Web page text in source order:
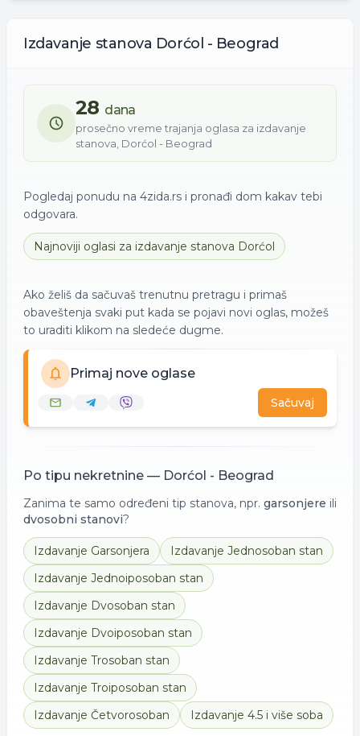
Izdavanje stanova Dorćol - Beograd
28 dana
prosečno vreme trajanja oglasa za izdavanje
stanova, Dorćol - Beograd
Pogledaj ponudu na 4zida.rs i pronađi dom kakav tebi
odgovara.
Najnoviji oglasi za izdavanje stanova Dorćol
Ako želiš da sačuvaš trenutnu pretragu i primaš
obaveštenja svaki put kada se pojavi novi oglas, možeš
to uraditi klikom na sledeće dugme.
Primaj nove oglase
Sačuvaj
Po tipu nekretnine — Dorćol - Beograd
Zanima te samo određeni tip stanova, npr. garsonjere ili
dvosobni stanovi?
Izdavanje Garsonjera Izdavanje Jednosoban stan
Izdavanje Jednoiposoban stan
Izdavanje Dvosoban stan
Izdavanje Dvoiposoban stan
Izdavanje Trosoban stan
Izdavanje Troiposoban stan
Izdavanje Četvorosoban Izdavanje 4.5 i više soba